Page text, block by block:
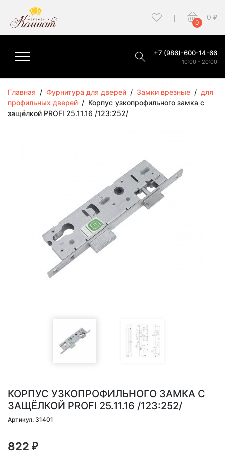
0
0 ₽
+7 (986)-600-14-66
10:00 - 20:00
Главная / Фурнитура для дверей / Замки врезные / для
профильных дверей / Корпус узкопрофильного замка с
защёлкой PROFI 25.11.16 /123:252/
КОРПУС УЗКОПРОФИЛЬНОГО ЗАМКА С
ЗАЩЁЛКОЙ PROFI 25.11.16 /123:252/
Артикул: 31401
822 ₽